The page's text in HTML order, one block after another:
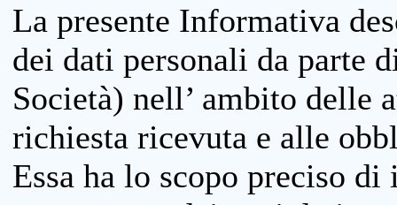
La presente Informativa
dei dati personali da parte
Società) nell’ ambito delle
richiesta ricevuta e alle
Essa ha lo scopo preciso